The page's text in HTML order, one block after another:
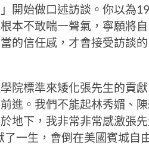
開始做口述訪談。你以為
本不敢喘一聲氣，寧願將
的信任感，才會接受訪談
院標準來矮化張先生的貢
進。我們不能起林秀媚、
地下，我非常非常感激張
一生，會倒在美國賓城自